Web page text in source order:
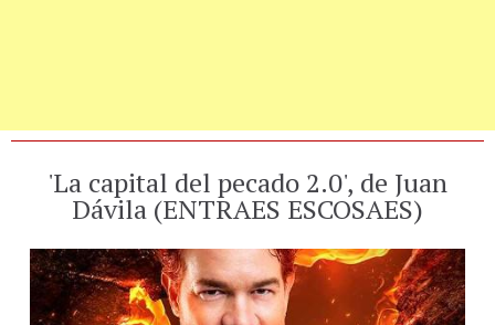
'La capital del pecado 2.0', de Juan
Dávila (ENTRAES ESCOSAES)